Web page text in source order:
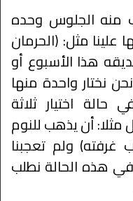
منه الجلوس وحده
مثل: (الحرمان
هذا الأسبوع أو
نختار واحدة منها
اختيار ثلاثة
مثلا: أن يذهب للنوم
ولم تعجبنا
هذه الحالة نطلب